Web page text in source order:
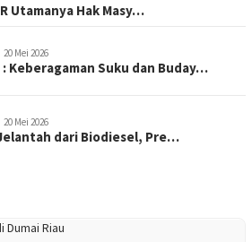
Utamanya Hak Masy…
20 Mei 2026
Keberagaman Suku dan Buday…
20 Mei 2026
dari Biodiesel, Pre…